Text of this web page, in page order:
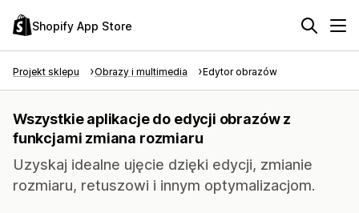
Shopify App Store
Projekt sklepu Obrazy i multimedia Edytor obrazów
Wszystkie aplikacje do edycji obrazów z
funkcjami zmiana rozmiaru
Uzyskaj idealne ujęcie dzięki edycji, zmianie
rozmiaru, retuszowi i innym optymalizacjom.